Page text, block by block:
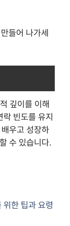
들어 나가세
깊이를 이해
락 빈도를 유지
우고 성장하
수 있습니다.
위한 팁과 요령